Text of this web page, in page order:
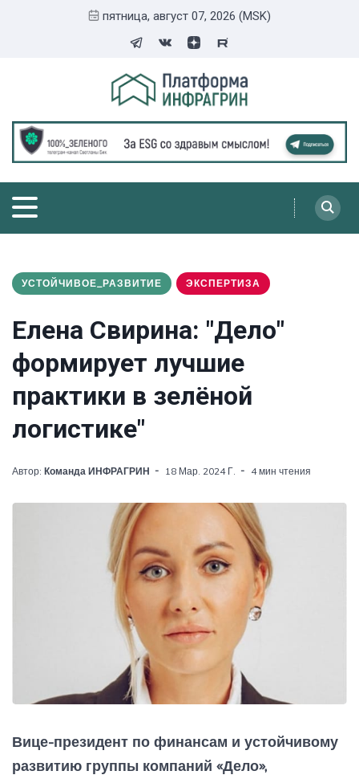
пятница, август 07, 2026 (MSK)
УСТОЙЧИВОЕ_РАЗВИТИЕ ЭКСПЕРТИЗА
Елена Свирина: "Дело"
формирует лучшие
практики в зелёной
логистике"
Автор: Команда ИНФРАГРИН 18 Мар. 2024 Г. 4 мин чтения
Вице-президент по финансам и устойчивому
развитию группы компаний «Дело»,